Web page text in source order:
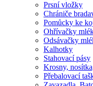
Prsní vložky
Chrániče
Pomůcky ke
Ohřívačky
Odsávačky
Kalhotky
Stahovací pásy
Krosny,
Přebalovací